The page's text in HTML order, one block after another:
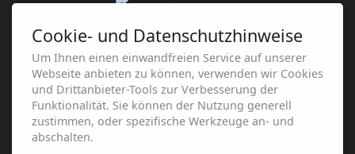
Villa Mocc/ Humboldtstraße 14 / 08056
Zwickau / 0375 . 28 96 90 70 / post@villa-
mocc.de
Cookie- und Datenschutzhinweise
Um Ihnen einen einwandfreien Service auf unserer
Webseite anbieten zu können, verwenden wir Cookies
und Drittanbieter-Tools zur Verbesserung der
Funktionalität. Sie können der Nutzung generell
zustimmen, oder spezifische Werkzeuge an- und
abschalten.